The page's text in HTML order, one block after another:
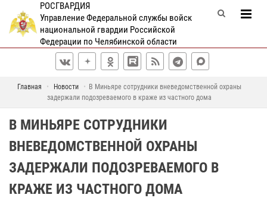
РОСГВАРДИЯ
Управление Федеральной службы войск
национальной гвардии Российской
Федерации по Челябинской области
Главная Новости
В Миньяре сотрудники вневедомственной охраны
задержали подозреваемого в краже из частного дома
В МИНЬЯРЕ СОТРУДНИКИ
ВНЕВЕДОМСТВЕННОЙ ОХРАНЫ
ЗАДЕРЖАЛИ ПОДОЗРЕВАЕМОГО В
КРАЖЕ ИЗ ЧАСТНОГО ДОМА